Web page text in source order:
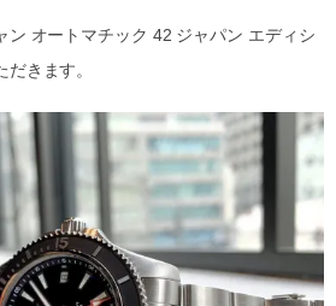
ン オートマチック 42 ジャパン エディシ
きます。